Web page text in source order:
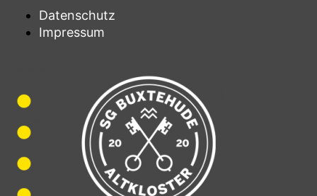
Datenschutz
Impressum